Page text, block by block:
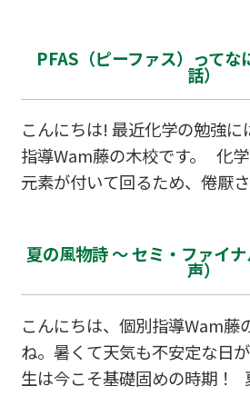
くもに受けることに疑問を持
と思い、今回のブログになり
的な意見です…
高校入試は長文を元にした出
な英単語を聞くような問題が
ています。 中でも英作文は、
上」などの条件があって、単
しても当てはめるのが難しか
語数をクリアするのが大変で、
策しづらい問題になっていま
の生徒に対してそれぞれにレ
PFAS（ピーファス）って
話）
こんにちは! 最近化学の勉強
指導Wam藤の木校です。 化
元素が付いて回るため、倦厭
存在し、語源を学ぶことで周
いう一石二鳥な科目だと最近
PFASってご存知ですか。この
からわかりづらいですよね。
ス」と読みます。 PFAS（ピ
具や衣類など幅広い用途に使わ
夏の風物詩 ～ セミ・ファイ
声）
こんにちは、個別指導Wam藤
ね。暑くて天気も不安定な日
生は今こそ基礎固めの時期！